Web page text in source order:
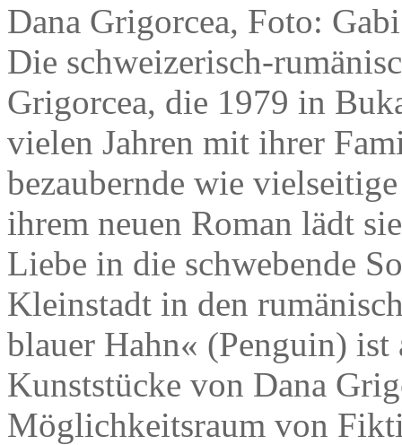
Dana Grigorcea, Foto:
Die schweizerisch-
Grigorcea, die 1979 in
vielen Jahren mit ihrer
bezaubernde wie
ihrem neuen Roman lädt
Liebe in die schwebende
Kleinstadt in den
blauer Hahn« (Penguin) ist
Kunststücke von Dana
Möglichkeitsraum von